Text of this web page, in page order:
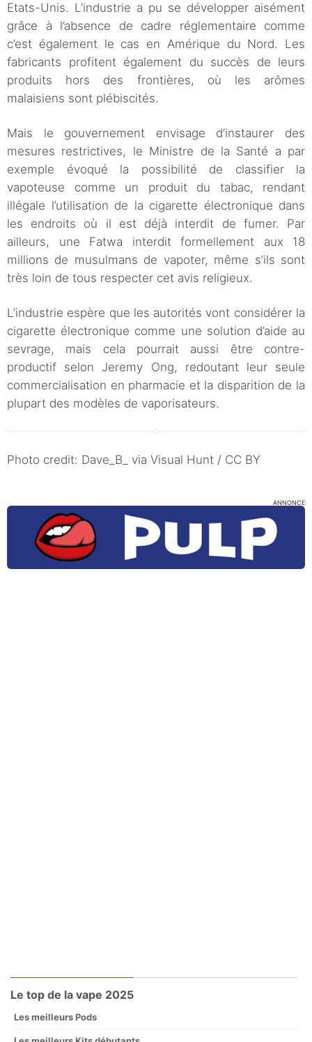
Etats-Unis. L’industrie a pu se développer aisément
grâce à l’absence de cadre réglementaire comme
c’est également le cas en Amérique du Nord. Les
fabricants profitent également du succès de leurs
produits hors des frontières, où les arômes
malaisiens sont plébiscités.
Mais le gouvernement envisage d’instaurer des
mesures restrictives, le Ministre de la Santé a par
exemple évoqué la possibilité de classifier la
vapoteuse comme un produit du tabac, rendant
illégale l’utilisation de la cigarette électronique dans
les endroits où il est déjà interdit de fumer. Par
ailleurs, une Fatwa interdit formellement aux 18
millions de musulmans de vapoter, même s’ils sont
très loin de tous respecter cet avis religieux.
L’industrie espère que les autorités vont considérer la
cigarette électronique comme une solution d’aide au
sevrage, mais cela pourrait aussi être contre-
productif selon Jeremy Ong, redoutant leur seule
commercialisation en pharmacie et la disparition de la
plupart des modèles de vaporisateurs.
Photo credit: Dave_B_ via Visual Hunt / CC BY
ANNONCE
Le top de la vape 2025
Les meilleurs Pods